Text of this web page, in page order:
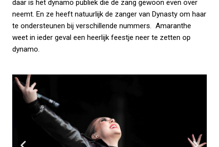
daar is het dynamo publiek die de zang gewoon even over
neemt. En ze heeft natuurlijk de zanger van Dynasty om haar
te ondersteunen bij verschillende nummers. Amaranthe
weet in ieder geval een heerlijk feestje neer te zetten op
dynamo.